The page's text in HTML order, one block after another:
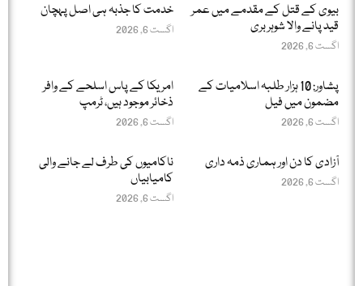
بیوی کے قتل کے مقدمے میں عمر
قید پانے والا شوہر بری
اگست 6, 2026
خدمت کا جذبہ ہی اصل پہچان
اگست 6, 2026
پشاور: 10 ہزار طلبہ اسلامیات کے
مضمون میں فیل
اگست 6, 2026
امریکا کے پاس اسلحے کے وافر
ذخائر موجود ہیں، ٹرمپ
اگست 6, 2026
آزادی کا دن اور ہماری ذمہ داری
اگست 6, 2026
ناکامیوں کی طرف لے جانے والی
کامیابیاں
اگست 6, 2026